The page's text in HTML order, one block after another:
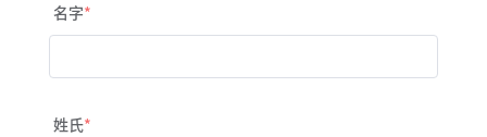
名字
姓氏